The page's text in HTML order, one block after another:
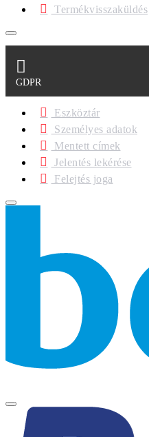
Termékvisszaküldés
GDPR
Eszköztár
Személyes adatok
Mentett címek
Jelentés lekérése
Felejtés joga